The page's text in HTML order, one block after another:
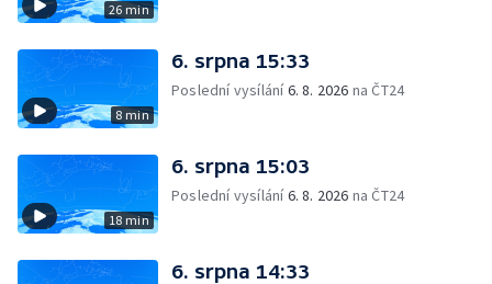
26 min
8 min
6. srpna 15:33
Poslední vysílání6. 8. 2026 na ČT24
18 min
6. srpna 15:03
Poslední vysílání6. 8. 2026 na ČT24
6. srpna 14:33